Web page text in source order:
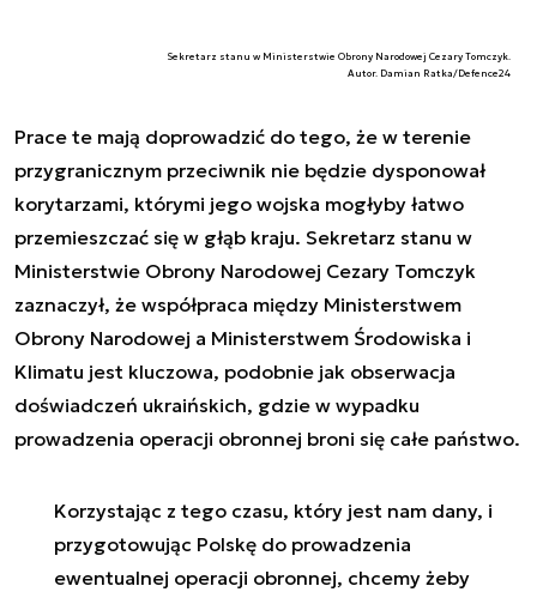
Sekretarz stanu w Ministerstwie Obrony Narodowej Cezary Tomczyk.
Autor. Damian Ratka/Defence24
Prace te mają doprowadzić do tego, że w terenie
przygranicznym przeciwnik nie będzie dysponował
korytarzami, którymi jego wojska mogłyby łatwo
przemieszczać się w głąb kraju. Sekretarz stanu w
Ministerstwie Obrony Narodowej Cezary Tomczyk
zaznaczył, że współpraca między Ministerstwem
Obrony Narodowej a Ministerstwem Środowiska i
Klimatu jest kluczowa, podobnie jak obserwacja
doświadczeń ukraińskich, gdzie w wypadku
prowadzenia operacji obronnej broni się całe państwo.
Korzystając z tego czasu, który jest nam dany, i
przygotowując Polskę do prowadzenia
ewentualnej operacji obronnej, chcemy żeby